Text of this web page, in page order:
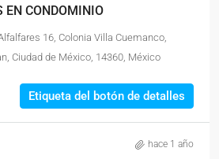
EN CONDOMINIO
16, Colonia Villa Cuemanco,
Ciudad de México, 14360, México
Etiqueta del botón de detalles
hace 1 año